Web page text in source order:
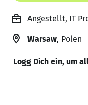
Angestellt, IT
Warsaw, Polen
Logg Dich ein, um